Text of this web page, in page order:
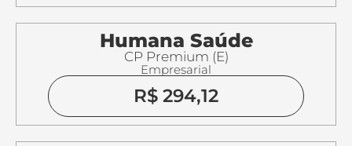
Humana Saúde
CP Premium (E)
Empresarial
R$ 294,12